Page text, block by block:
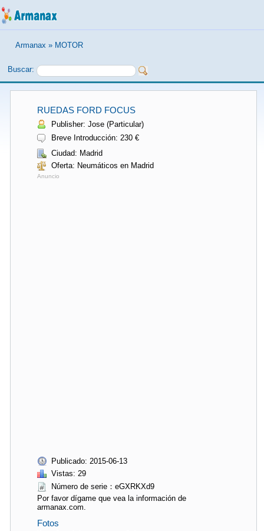
Armanax » MOTOR
Buscar:
RUEDAS FORD FOCUS
Publisher: Jose (Particular)
Breve Introducción: 230 €
Ciudad: Madrid
Oferta: Neumáticos en Madrid
Anuncio
Publicado: 2015-06-13
Vistas: 29
Número de serie：eGXRKXd9
Por favor dígame que vea la información de
armanax.com.
Fotos